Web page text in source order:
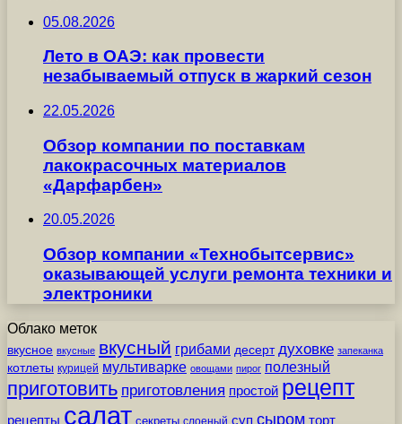
05.08.2026
Лето в ОАЭ: как провести
незабываемый отпуск в жаркий сезон
22.05.2026
Обзор компании по поставкам
лакокрасочных материалов
«Дарфарбен»
20.05.2026
Обзор компании «Технобытсервис»
оказывающей услуги ремонта техники и
электроники
Облако меток
вкусное вкусные вкусный грибами десерт духовке запеканка
котлеты курицей мультиварке овощами пирог полезный
приготовить приготовления простой рецепт
рецепты салат секреты слоеный суп сыром торт